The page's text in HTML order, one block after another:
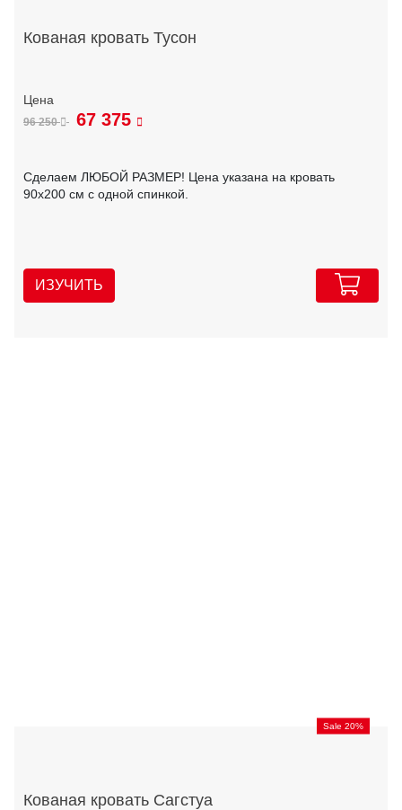
Кованая кровать Тусон
96 250 67 375
Сделаем ЛЮБОЙ РАЗМЕР! Цена указана на кровать
90х200 см с одной спинкой.
ИЗУЧИТЬ
Sale 20%
Кованая кровать Сагстуа